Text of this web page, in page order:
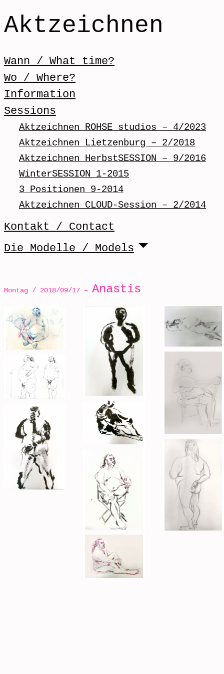
Aktzeichnen
Menü / Menu
Skip to content
Wann / What time?
Wo / Where?
Information
Sessions
Aktzeichnen ROHSE studios – 4/2023
Aktzeichnen Lietzenburg – 2/2018
Aktzeichnen HerbstSESSION – 9/2016
WinterSESSION 1-2015
3 Positionen 9-2014
Aktzeichnen CLOUD-Session – 2/2014
Kontakt / Contact
Die Modelle / Models
Montag / 2018/09/17 – Anastis